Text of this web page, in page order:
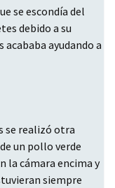
se escondía del
debido a su
acababa ayudando a
se realizó otra
un pollo verde
la cámara encima y
siempre